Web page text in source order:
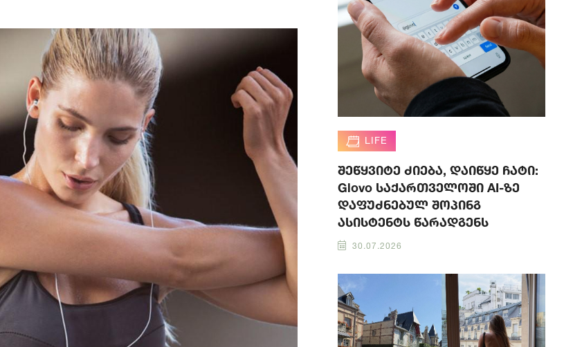
LIFE
შეწყვიტე ძიება, დაიწყე ჩატი:
Glovo საქართველოში AI-ზე
დაფუძნებულ შოპინგ
ასისტენტს წარადგენს
30.07.2026